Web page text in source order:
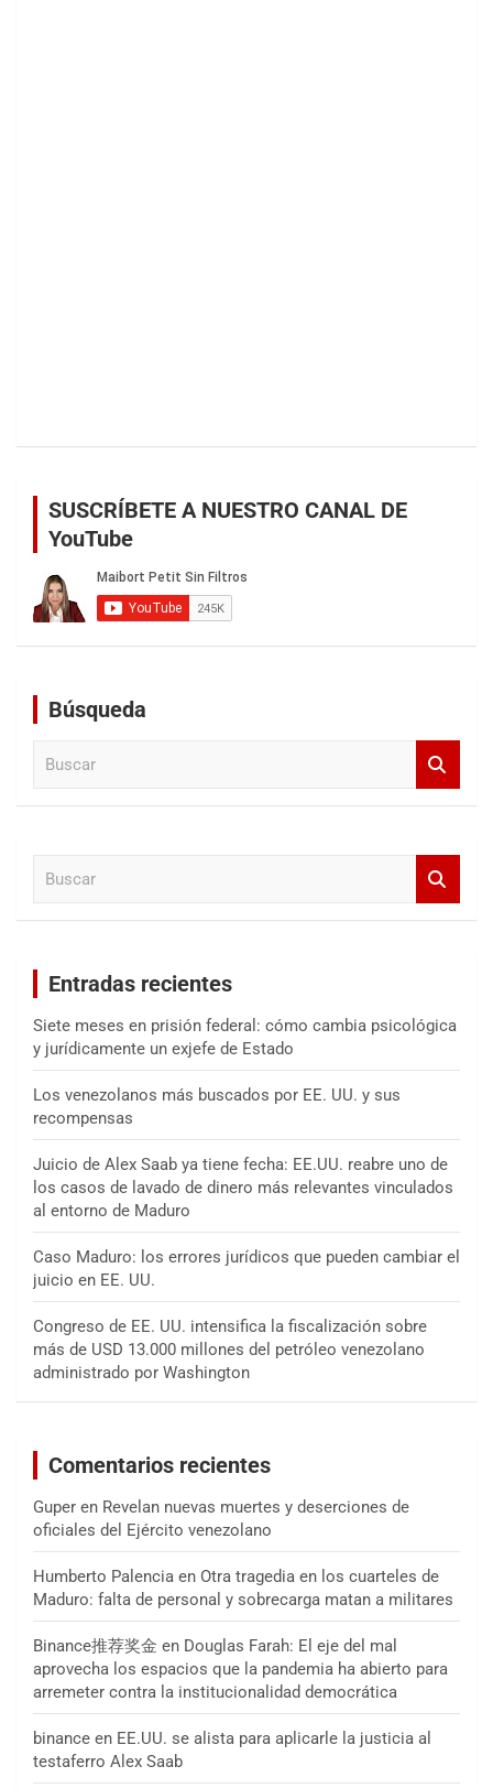
SUSCRÍBETE A NUESTRO CANAL DE
YouTube
Búsqueda
Entradas recientes
Siete meses en prisión federal: cómo cambia psicológica
y jurídicamente un exjefe de Estado
Los venezolanos más buscados por EE. UU. y sus
recompensas
Juicio de Alex Saab ya tiene fecha: EE.UU. reabre uno de
los casos de lavado de dinero más relevantes vinculados
al entorno de Maduro
Caso Maduro: los errores jurídicos que pueden cambiar el
juicio en EE. UU.
Congreso de EE. UU. intensifica la fiscalización sobre
más de USD 13.000 millones del petróleo venezolano
administrado por Washington
Comentarios recientes
Guper en Revelan nuevas muertes y deserciones de
oficiales del Ejército venezolano
Humberto Palencia en Otra tragedia en los cuarteles de
Maduro: falta de personal y sobrecarga matan a militares
Binance推荐奖金 en Douglas Farah: El eje del mal
aprovecha los espacios que la pandemia ha abierto para
arremeter contra la institucionalidad democrática
binance en EE.UU. se alista para aplicarle la justicia al
testaferro Alex Saab